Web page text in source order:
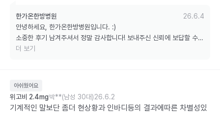
한가온한방병원
26.6.4
안녕하세요, 한가온한방병원입니다. :)
소중한 후기 남겨주셔서 정말 감사합니다! 보내주신 신뢰에 보답할 수
있도록 늘 최선을 다하겠습니다.
더 보기
아쉬웠어요
위고비 2.4mg박**(남성 30대)26.6.2
기계적인 말보단 좀더 현상황과 인바디등의 결과에따른 차별성있